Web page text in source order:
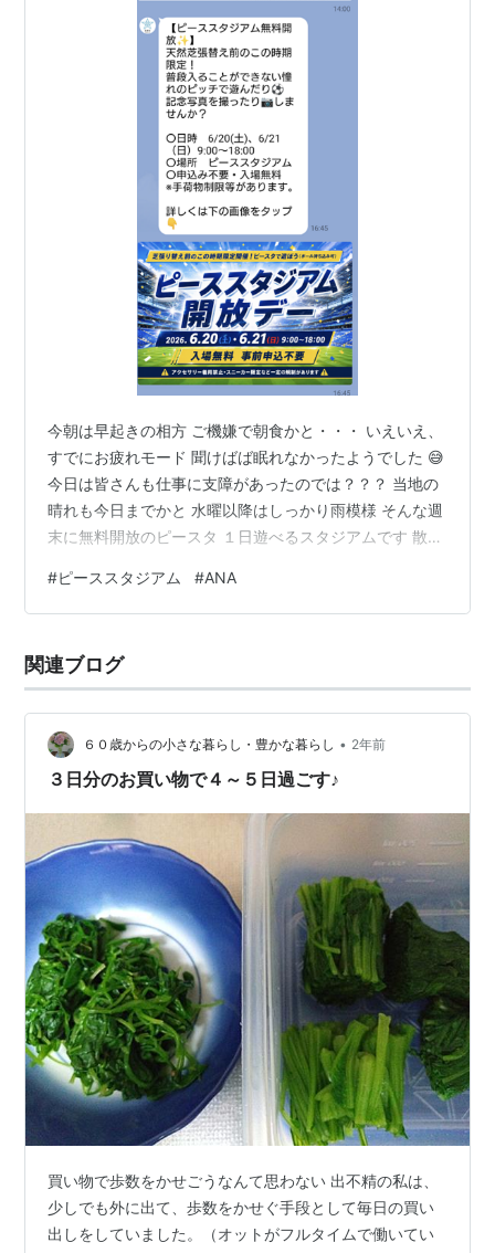
今朝は早起きの相方 ご機嫌で朝食かと・・・ いえいえ、
すでにお疲れモード 聞けばば眠れなかったようでした 😅
今日は皆さんも仕事に支障があったのでは？？？ 当地の
晴れも今日までかと 水曜以降はしっかり雨模様 そんな週
末に無料開放のピースタ １日遊べるスタジアムです 散
くれるのか ありがとう ジャパネット😁 ANAの予約方法
が様変わり ６月の帰省見送りました 混乱が収まり次第帰
雨が無いので長く咲いている散歩道 ランキング参加中
日々の出来事 ランキング参加中雑談・日記を書きたい人
#ピーススタジアム #ANA
関連ブログ
６０歳からの小さな暮らし・豊かな暮らし • 2年前
３日分のお買い物で４～５日過ごす♪
買い物で歩数をかせごうなんて思わない 出不精の私は、
少しでも外に出て、歩数をかせぐ手段として毎日の買い
出しをしていました。（オットがフルタイムで働いてい